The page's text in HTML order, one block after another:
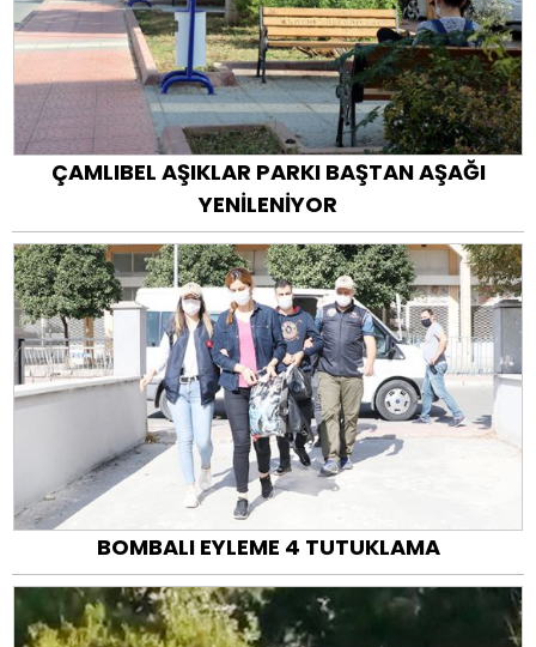
ÇAMLIBEL AŞIKLAR PARKI BAŞTAN AŞAĞI
YENİLENİYOR
BOMBALI EYLEME 4 TUTUKLAMA